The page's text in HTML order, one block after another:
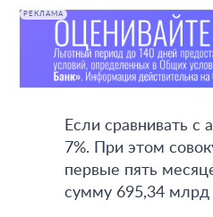
РЕКЛАМА
Если сравнивать
7%. При этом
первые пять
сумму 695,34 млрд